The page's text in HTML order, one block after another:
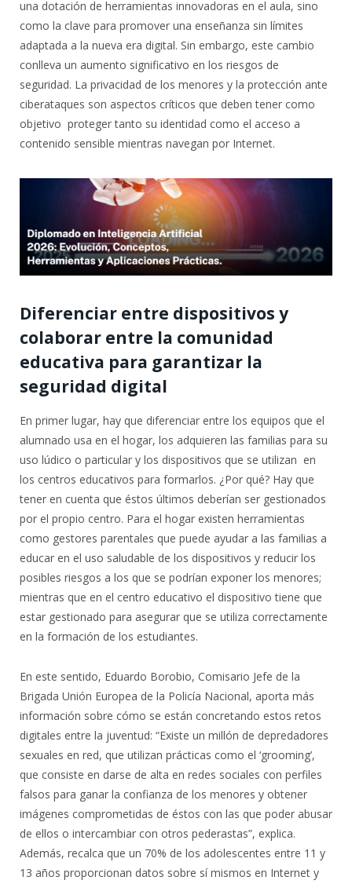
una dotación de herramientas innovadoras en el aula, sino
como la clave para promover una enseñanza sin límites
adaptada a la nueva era digital. Sin embargo, este cambio
conlleva un aumento significativo en los riesgos de
seguridad. La privacidad de los menores y la protección ante
ciberataques son aspectos críticos que deben tener como
objetivo proteger tanto su identidad como el acceso a
contenido sensible mientras navegan por Internet.
Diferenciar entre dispositivos y
colaborar entre la comunidad
educativa para garantizar la
seguridad digital
En primer lugar, hay que diferenciar entre los equipos que el
alumnado usa en el hogar, los adquieren las familias para su
uso lúdico o particular y los dispositivos que se utilizan en
los centros educativos para formarlos. ¿Por qué? Hay que
tener en cuenta que éstos últimos deberían ser gestionados
por el propio centro. Para el hogar existen herramientas
como gestores parentales que puede ayudar a las familias a
educar en el uso saludable de los dispositivos y reducir los
posibles riesgos a los que se podrían exponer los menores;
mientras que en el centro educativo el dispositivo tiene que
estar gestionado para asegurar que se utiliza correctamente
en la formación de los estudiantes.
En este sentido, Eduardo Borobio, Comisario Jefe de la
Brigada Unión Europea de la Policía Nacional, aporta más
información sobre cómo se están concretando estos retos
digitales entre la juventud: “Existe un millón de depredadores
sexuales en red, que utilizan prácticas como el ‘grooming’,
que consiste en darse de alta en redes sociales con perfiles
falsos para ganar la confianza de los menores y obtener
imágenes comprometidas de éstos con las que poder abusar
de ellos o intercambiar con otros pederastas”, explica.
Además, recalca que un 70% de los adolescentes entre 11 y
13 años proporcionan datos sobre sí mismos en Internet y